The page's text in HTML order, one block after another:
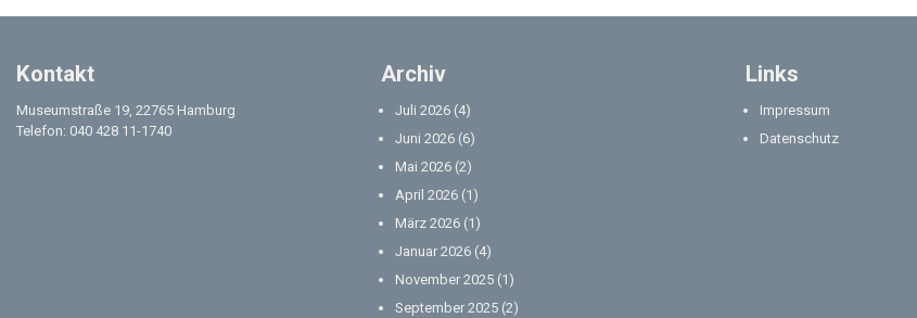
Kontakt
Museumstraße 19, 22765 Hamburg
Telefon: 040 428 11-1740
Archiv
Juli 2026 (4)
Juni 2026 (6)
Mai 2026 (2)
April 2026 (1)
März 2026 (1)
Januar 2026 (4)
November 2025 (1)
September 2025 (2)
Links
Impressum
Datenschutz